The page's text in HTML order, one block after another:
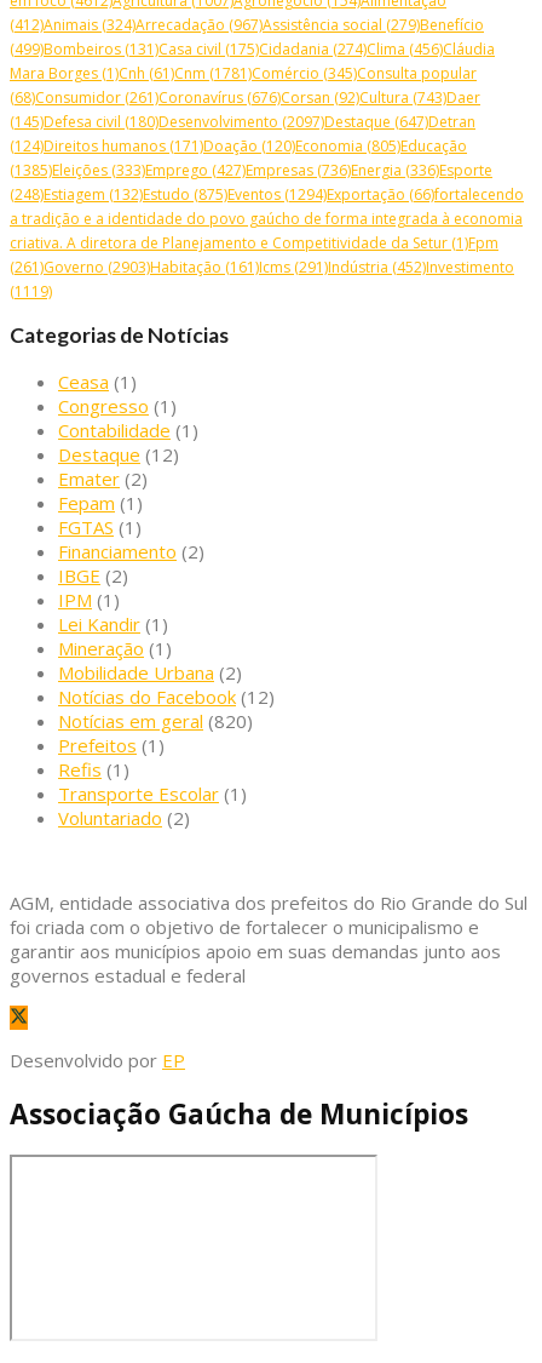
(412)Animais (324)Arrecadação (967)Assistência social (279)Benefício
(499)Bombeiros (131)Casa civil (175)Cidadania (274)Clima (456)Cláudia
Mara Borges (1)Cnh (61)Cnm (1781)Comércio (345)Consulta popular
(68)Consumidor (261)Coronavírus (676)Corsan (92)Cultura (743)Daer
(145)Defesa civil (180)Desenvolvimento (2097)Destaque (647)Detran
(124)Direitos humanos (171)Doação (120)Economia (805)Educação
(1385)Eleições (333)Emprego (427)Empresas (736)Energia (336)Esporte
(248)Estiagem (132)Estudo (875)Eventos (1294)Exportação (66)fortalecendo
a tradição e a identidade do povo gaúcho de forma integrada à economia
criativa. A diretora de Planejamento e Competitividade da Setur (1)Fpm
(261)Governo (2903)Habitação (161)Icms (291)Indústria (452)Investimento
(1119)
Categorias de Notícias
Ceasa (1)
Congresso (1)
Contabilidade (1)
Destaque (12)
Emater (2)
Fepam (1)
FGTAS (1)
Financiamento (2)
IBGE (2)
IPM (1)
Lei Kandir (1)
Mineração (1)
Mobilidade Urbana (2)
Notícias do Facebook (12)
Notícias em geral (820)
Prefeitos (1)
Refis (1)
Transporte Escolar (1)
Voluntariado (2)
AGM, entidade associativa dos prefeitos do Rio Grande do Sul
foi criada com o objetivo de fortalecer o municipalismo e
garantir aos municípios apoio em suas demandas junto aos
governos estadual e federal
Desenvolvido por EP
Associação Gaúcha de Municípios